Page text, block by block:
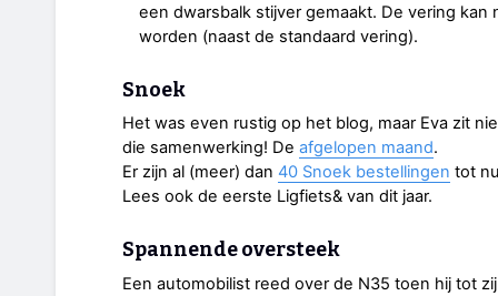
een dwarsbalk stijver gemaakt. De vering
worden (naast de standaard vering).
Snoek
Het was even rustig op het blog, maar Eva zit
die samenwerking! De afgelopen maand.
Er zijn al (meer) dan 40 Snoek bestellingen tot
Lees ook de eerste Ligfiets& van dit jaar.
Spannende oversteek
Een automobilist reed over de N35 toen hij tot